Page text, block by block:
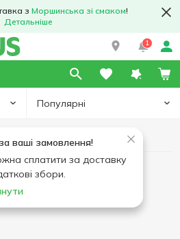
з Моршинська зі смаком!
Детальніше
1
Популярні
ваші замовлення!
сплатити за доставку
збори.